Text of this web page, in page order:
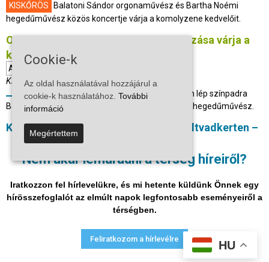
Nem akar lemaradni a térség híreiről?
Iratkozzon fel hírlevelükre, és mi hetente küldünk Önnek egy
hírösszefoglalót az elmúlt napok legfontosabb eseményeiről a
térségben.
Feliratkozom a hírlevélre
KISKŐRÖS
Balatoni Sándor orgonaművész és Bartha Noémi
hegedűművész közös koncertje várja a komolyzene kedvelőit.
Orgona és hegedű különleges találkozása várja a
közönséget Kiskőrösön
AUGUSZTUS
Kiskőrös, Szent József katolikus templom
A kiskőrösi Szent József katolikus templomban lép színpadra
Balatoni Sándor orgonaművész és Bartha Noémi hegedűművész.
Különleges gasztronómiai élmény Soltvadkerten –
érkezik a Rita tésztakülönlegességei workshop
2026. szeptember 04. 17:00 - 20:00
Soltvadkert, Gyöngyház Művelődési Központ és Könyvtár
SOLTVADKERT A workshop középpontjában a fürjtojásból készült
tészták és szószok állnak.
Adatvédelmi nyilatkozat Médiaajánlat Impresszum
HU
Cookie-k
Az oldal használatával hozzájárul a
cookie-k használatához. További
információ
Megértettem